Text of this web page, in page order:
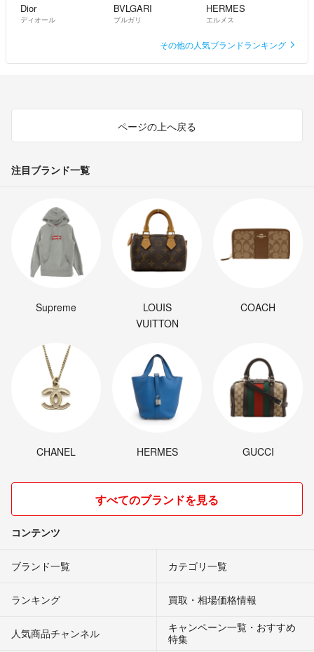
Dior
ディオール
BVLGARI
ブルガリ
HERMES
エルメス
その他の人気ブランドランキング
ページの上へ戻る
注目ブランド一覧
Supreme
LOUIS
VUITTON
COACH
CHANEL HERMES GUCCI
すべてのブランドを見る
コンテンツ
ブランド一覧 カテゴリ一覧
ランキング 買取・相場価格情報
人気商品チャンネル
キャンペーン一覧・おすすめ
特集